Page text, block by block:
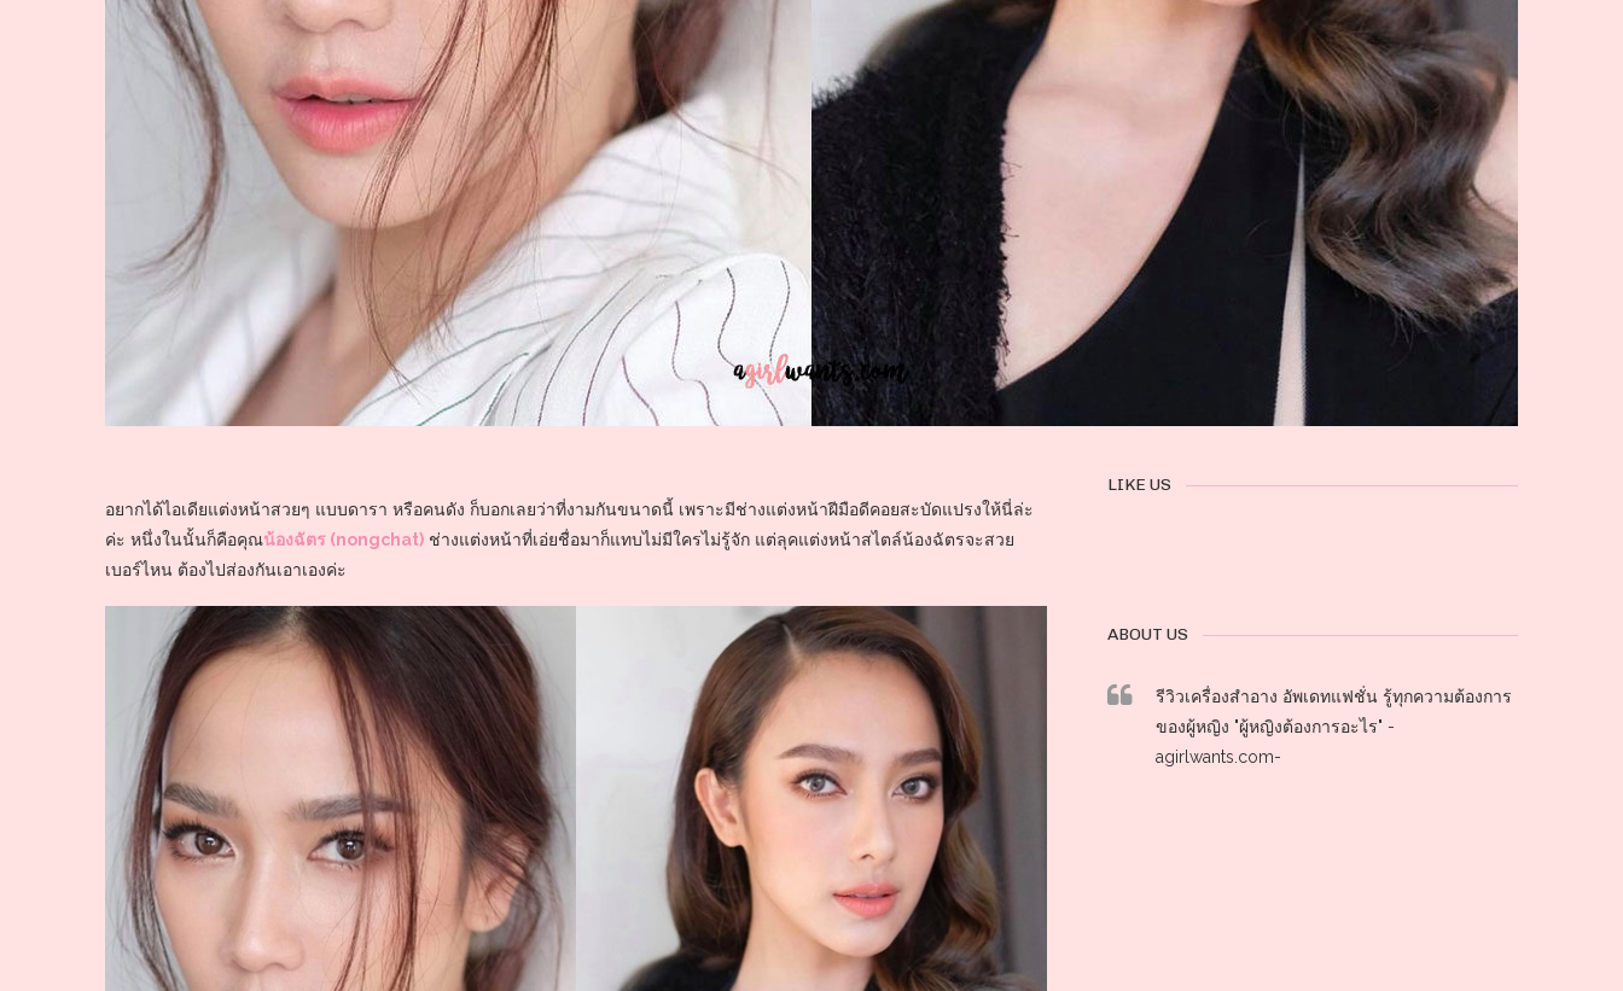
อยากได้ไอเดียแต่งหน้าสวยๆ แบบดารา หรือคนดัง ก็บอกเลยว่าที่งามกันขนาดนี้ เพราะมีช่างแต่งหน้าฝีมือดีคอยสะบัดแปรงให้นี่ล่ะ
ค่ะ หนึ่งในนั้นก็คือคุณน้องฉัตร (nongchat) ช่างแต่งหน้าที่เอ่ยชื่อมาก็แทบไม่มีใครไม่รู้จัก แต่ลุคแต่งหน้าสไตล์น้องฉัตรจะสวย
เบอร์ไหน ต้องไปส่องกันเอาเองค่ะ
LIKE US
ABOUT US
รีวิวเครื่องสำอาง อัพเดทแฟชั่น รู้ทุกความต้องการ
ของผู้หญิง "ผู้หญิงต้องการอะไร" -
agirlwants.com-